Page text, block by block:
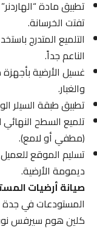
تفتت الخرسانة.
التلميع المتدرج
الناعم جداً.
غسيل الأرضية بأجهزة
والغبار.
تطبيق طبقة السيلر
تلميع السطح النهائي
(مطفي أو لامع).
تسليم الموقع للعميل
ديمومة الأرضية.
صيانة أرضيات
المستودعات في جدة
كلين هوم سيرفس نوفر